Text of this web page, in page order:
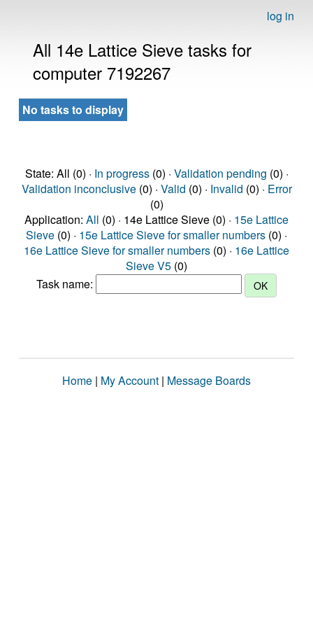
log in
All 14e Lattice Sieve tasks for
computer 7192267
No tasks to display
State: All (0) · In progress(0) · Validation pending (0) ·
Validation inconclusive(0) · Valid (0) · Invalid (0) · Error
(0)
Application: All (0) · 14e Lattice Sieve (0) · 15e Lattice
Sieve (0) · 15e Lattice Sieve for smaller numbers (0) ·
16e Lattice Sieve for smaller numbers (0) · 16e Lattice
Sieve V5 (0)
Task name:
Home | My Account | Message Boards